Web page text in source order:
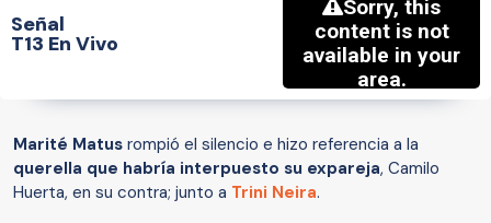
Señal
T13 En Vivo
Marité Matus rompió el silencio e hizo referencia a la
querella que habría interpuesto su expareja, Camilo
Huerta, en su contra; junto a Trini Neira.